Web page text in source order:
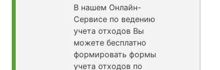
В нашем Онлайн-
Сервисе по ведению
учета отходов Вы
можете бесплатно
формировать формы
учета отходов по